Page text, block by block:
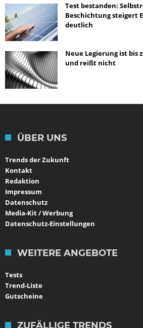
Test bestanden:
Beschichtung steigert
deutlich
Neue Legierung ist bis
und reißt nicht
ÜBER UNS
Trends der Zukunft
Kontakt
Redaktion
Impressum
Datenschutz
Media-Kit / Werbung
Datenschutz-Einstellungen
WEITERE ANGEBOTE
Tests
Trend-Liste
Gutscheine
ZUFÄLLIGE TRENDS